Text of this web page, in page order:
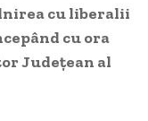
cu liberalii
cu ora
Județean al